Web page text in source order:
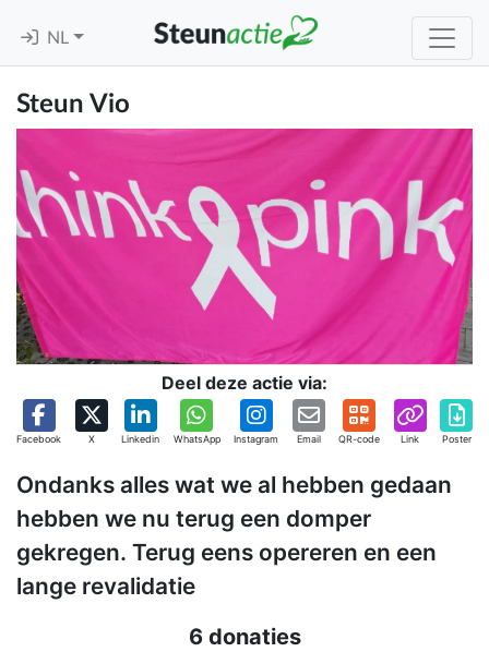
NL
Steun Vio
Deel deze actie via:
Facebook X Linkedin WhatsApp Instagram Email QR-code Link Poster
Ondanks alles wat we al hebben gedaan
hebben we nu terug een domper
gekregen. Terug eens opereren en een
lange revalidatie
6 donaties